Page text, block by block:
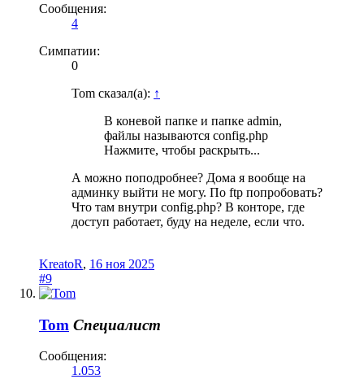
Сообщения:
4
Симпатии:
0
Tom сказал(а): ↑
В коневой папке и папке admin,
файлы называются config.php
Нажмите, чтобы раскрыть...
А можно поподробнее? Дома я вообще на
админку выйти не могу. По ftp попробовать?
Что там внутри config.php? В конторе, где
доступ работает, буду на неделе, если что.
KreatoR, 16 ноя 2025
#9
Tom Специалист
Сообщения:
1.053